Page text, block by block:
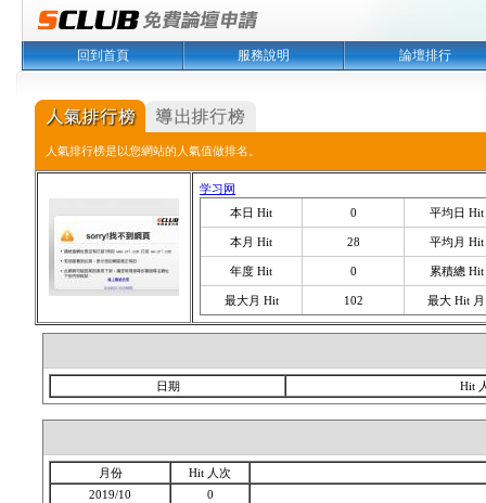
回到首頁 服務說明 論壇排行
人氣排行榜是以您網站的人氣值做排名。
学习网
本日 Hit
0 平均日 Hit
本月 Hit 28 平均月 Hit
年度 Hit 0 累積總 Hit
最大月 Hit 102 最大 Hit 月
日期 Hit
月份
Hit 人次
2019/10
0